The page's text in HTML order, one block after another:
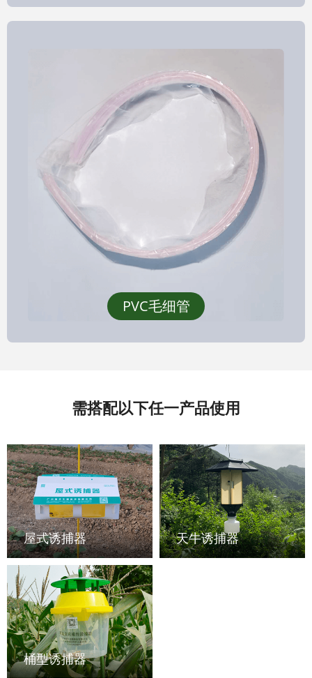
PVC毛细管
需搭配以下任一产品使用
屋式诱捕器 天牛诱捕器
桶型诱捕器